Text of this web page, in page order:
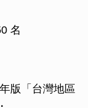
名
版「台灣地區